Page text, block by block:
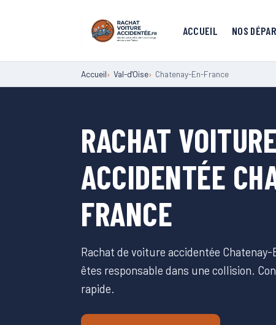
ACCUEIL NOS
Accueil Val-d'Oise Chatenay-En-France
RACHAT
ACCIDENTÉE
FRANCE
Rachat de voiture accidentée
êtes responsable dans une collision.
rapide.